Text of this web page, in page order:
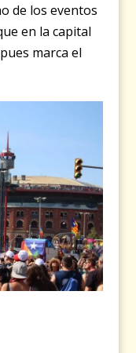
de los eventos
en la capital
marca el